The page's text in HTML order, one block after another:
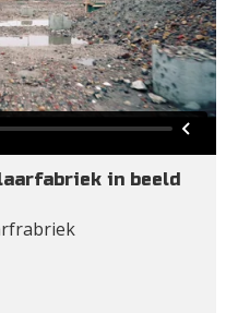
in beeld